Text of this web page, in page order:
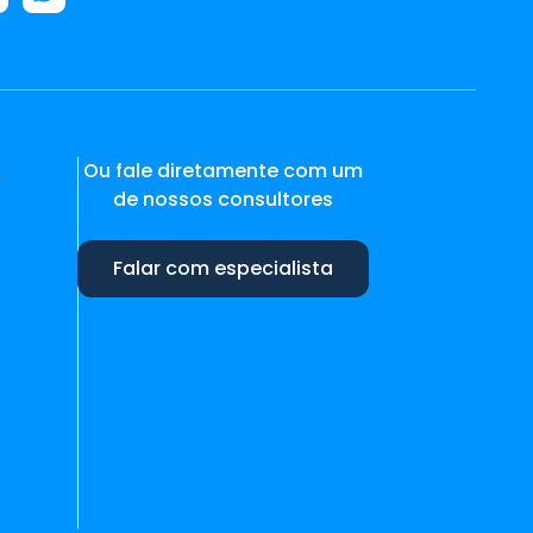
Ou fale diretamente com um
de nossos consultores
Falar com especialista